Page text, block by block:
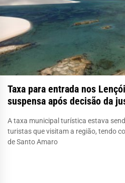
Taxa para entrada nos
suspensa após decisão da
A taxa municipal turística estava
turistas que visitam a região, tendo
de Santo Amaro